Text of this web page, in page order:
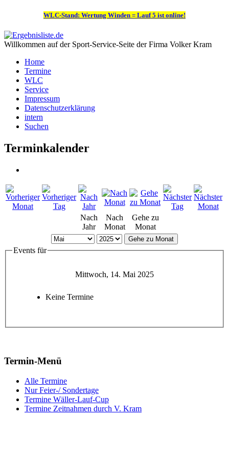
WLC-Stand: Wertung Winden = Lauf 5 ist online!
Willkommen auf der Sport-Service-Seite der Firma Volker Kram
Home
Termine
WLC
Service
Impressum
Datenschutzerklärung
intern
Suchen
Terminkalender
Nach
Jahr
Nach
Monat
Gehe zu
Monat
Gehe zu Monat
Events für
Mittwoch, 14. Mai 2025
Keine Termine
Termin-Menü
Alle Termine
Nur Feier-/ Sondertage
Termine Wäller-Lauf-Cup
Termine Zeitnahmen durch V. Kram